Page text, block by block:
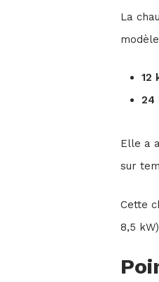
La
12
24
Elle a
sur
Cette
8,5